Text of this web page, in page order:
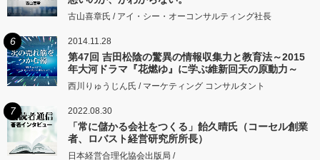
古山喜章氏 / アイ・シー・オーコンサルティング社長
6 2014.11.28
第47回 吉田松陰の驚異の情報収集力と教育法～2015
年大河ドラマ『花燃ゆ』に学ぶ維新回天の原動力～
西川りゅうじん氏 / マーケティング コンサルタント
7 2022.08.30
「常に儲かる会社をつくる」飴久晴氏（コーセル創業
者、ロバスト経営研究所所長）
日本経営合理化協会出版局 /